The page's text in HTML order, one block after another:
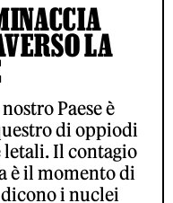
LA
Paese è
di oppiodi
Il contagio
è il momento di
i nuclei